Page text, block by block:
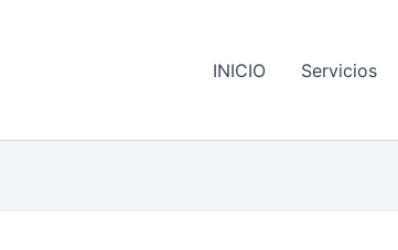
INICIO Servicios